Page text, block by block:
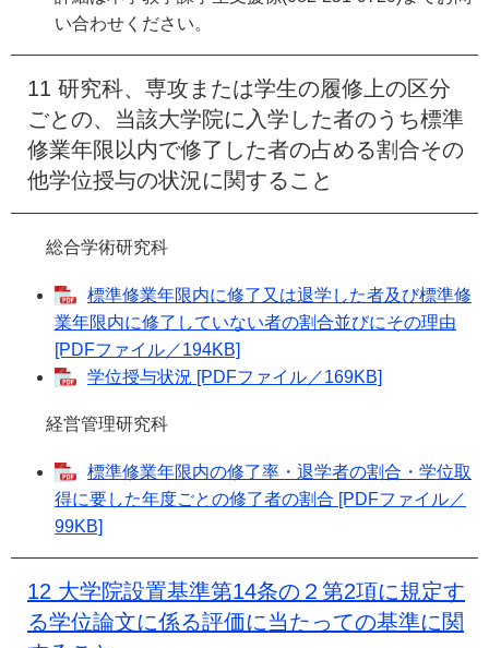
い合わせください。
11 研究科、専攻または学生の履修上の区分
ごとの、当該大学院に入学した者のうち標準
修業年限以内で修了した者の占める割合その
他学位授与の状況に関すること
総合学術研究科
標準修業年限内に修了又は退学した者及び標準修
業年限内に修了していない者の割合並びにその理由
[PDFファイル／194KB]
学位授与状況 [PDFファイル／169KB]
経営管理研究科
標準修業年限内の修了率・退学者の割合・学位取
得に要した年度ごとの修了者の割合 [PDFファイル／
99KB]
12 大学院設置基準第14条の２第2項に規定す
る学位論文に係る評価に当たっての基準に関